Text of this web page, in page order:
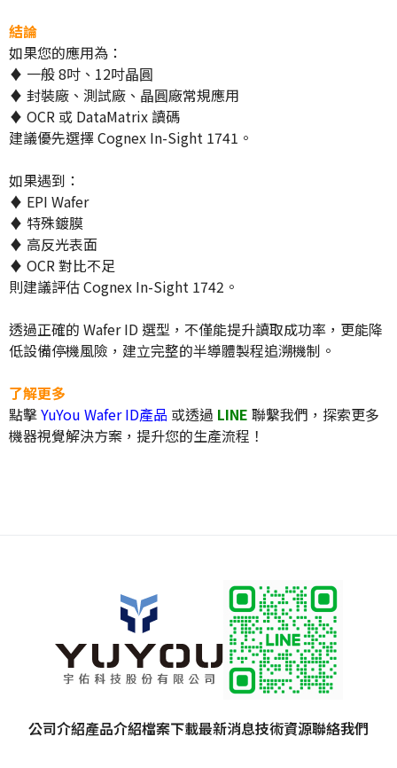
結論
如果您的應用為：
♦ 一般 8吋、12吋晶圓
♦ 封裝廠、測試廠、晶圓廠常規應用
♦ OCR 或 DataMatrix 讀碼
建議優先選擇 Cognex In-Sight 1741。
如果遇到：
♦ EPI Wafer
♦ 特殊鍍膜
♦ 高反光表面
♦ OCR 對比不足
則建議評估 Cognex In-Sight 1742。
透過正確的 Wafer ID 選型，不僅能提升讀取成功率，更能降
低設備停機風險，建立完整的半導體製程追溯機制。
了解更多
點擊YuYou Wafer ID產品 或透過 LINE 聯繫我們，探索更多
機器視覺解決方案，提升您的生產流程！
公司介紹產品介紹檔案下載最新消息技術資源聯絡我們